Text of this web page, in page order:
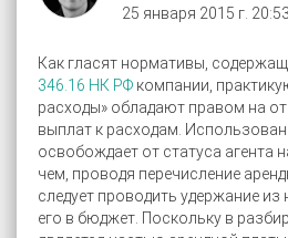
25 января 2015 г. 20:53
Как гласят нормативы,
346.16 НК РФ компании,
расходы» обладают правом на
выплат к расходам.
освобождает от статуса агента
чем, проводя перечисление
следует проводить удержание
его в бюджет. Поскольку в